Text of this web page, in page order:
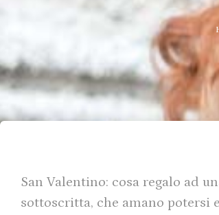
San Valentino: cosa regalo ad
sottoscritta, che amano potersi